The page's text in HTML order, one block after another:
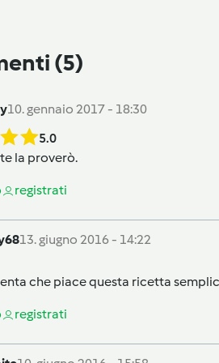
(5)
10. gennaio 2017 - 18:30
5.0
la proverò.
registrati
13. giugno 2016 - 14:22
che piace questa ricetta
registrati